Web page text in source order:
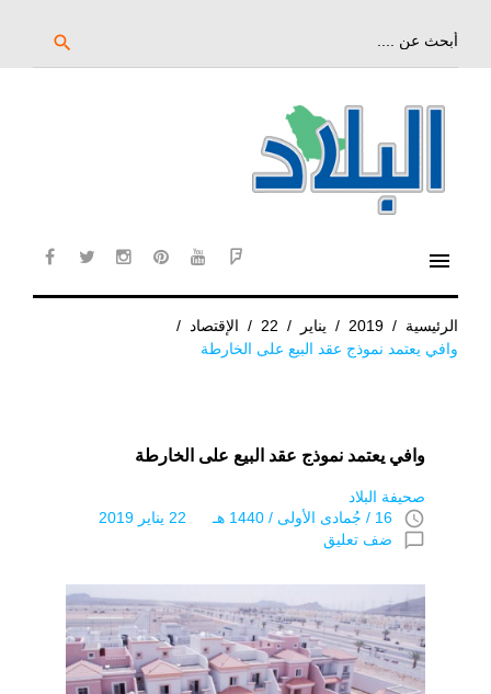
search
menu
الرئيسية /
2019
/ يناير /
22
/ الإقتصاد
/
وافي يعتمد نموذج عقد البيع على الخارطة
وافي يعتمد نموذج عقد البيع على الخارطة
صحيفة البلاد
access_time 16 / جُمادى اﻷولى / 1440 هـ 22 يناير 2019
chat_bubble_outline ضف تعليق